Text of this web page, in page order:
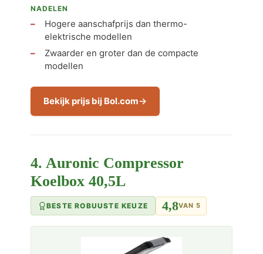
NADELEN
Hogere aanschafprijs dan thermo-
elektrische modellen
Zwaarder en groter dan de compacte
modellen
Bekijk prijs bij Bol.com
4. Auronic Compressor
Koelbox 40,5L
BESTE ROBUUSTE KEUZE 4,8VAN 5